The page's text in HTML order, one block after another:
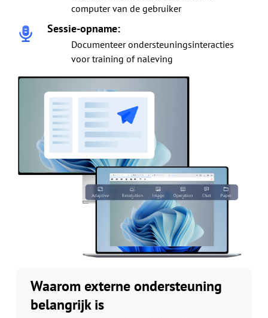
computer van de gebruiker
Sessie-opname:
Documenteer ondersteuningsinteracties
voor training of naleving
Waarom externe ondersteuning
belangrijk is